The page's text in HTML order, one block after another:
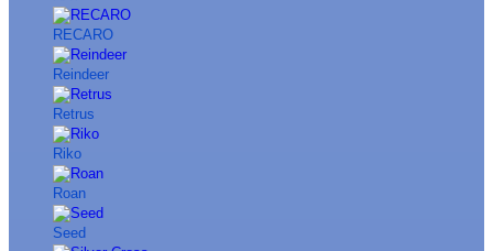
RECARO
Reindeer
Retrus
Riko
Roan
Seed